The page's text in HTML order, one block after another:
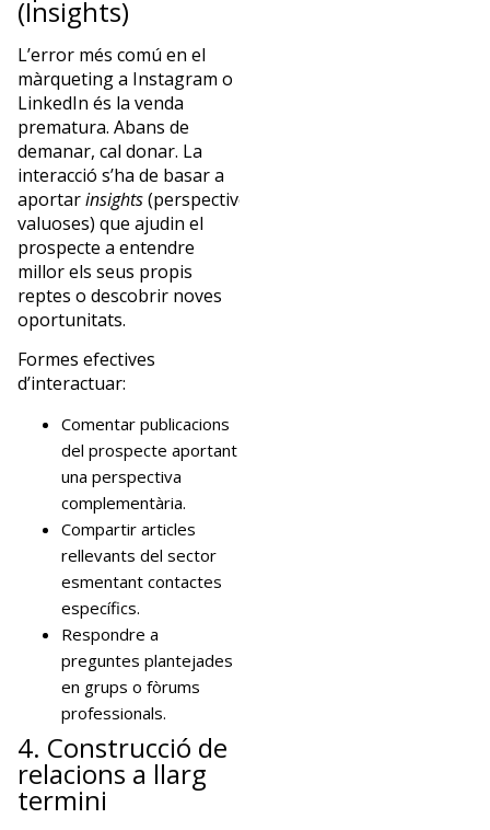
(Insights)
L’error més comú en el
màrqueting a Instagram o
LinkedIn és la venda
prematura. Abans de
demanar, cal donar. La
interacció s’ha de basar a
aportarinsights(perspectives
valuoses) que ajudin el
prospecte a entendre
millor els seus propis
reptes o descobrir noves
oportunitats.
Formes efectives
d’interactuar:
Comentar publicacions
del prospecte aportant
una perspectiva
complementària.
Compartir articles
rellevants del sector
esmentant contactes
específics.
Respondre a
preguntes plantejades
en grups o fòrums
professionals.
4. Construcció de
relacions a llarg
termini